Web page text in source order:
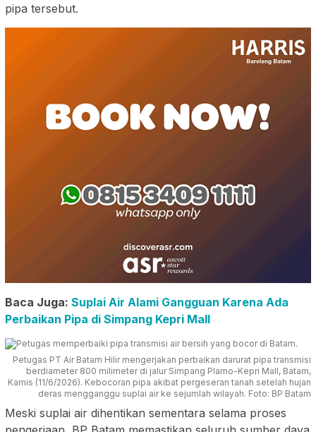
pipa tersebut.
Baca Juga: Suplai Air Alami Gangguan Karena Ada
Perbaikan Pipa di Simpang Kepri Mall
Petugas PT Air Batam Hilir mengerjakan perbaikan darurat pipa transmisi
berdiameter 800 milimeter di jalur Simpang Plamo-Kepri Mall, Batam,
Kamis (11/6/2026). Kebocoran pipa akibat pergeseran tanah setelah hujan
deras mengganggu suplai air ke sejumlah wilayah. Foto: BP Batam
Meski suplai air dihentikan sementara selama proses